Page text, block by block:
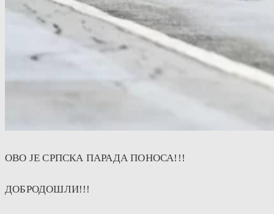
ОВО ЈЕ СРПСКА ПАРАДА ПОНОСА!!!
ДОБРОДОШЛИ!!!